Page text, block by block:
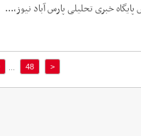
خبری تحلیلی پارس آباد نیوز،...
48 <